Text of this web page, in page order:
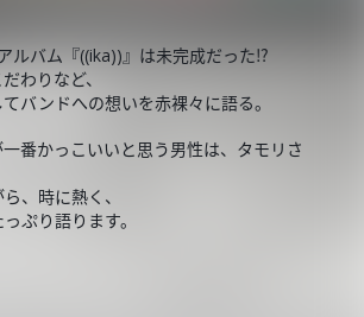
ルバム『((ika))』は未完成だった⁉
わりなど、
バンドへの想いを赤裸々に語る。
番かっこいいと思う男性は、タモリさ
、時に熱く、
ぷり語ります。